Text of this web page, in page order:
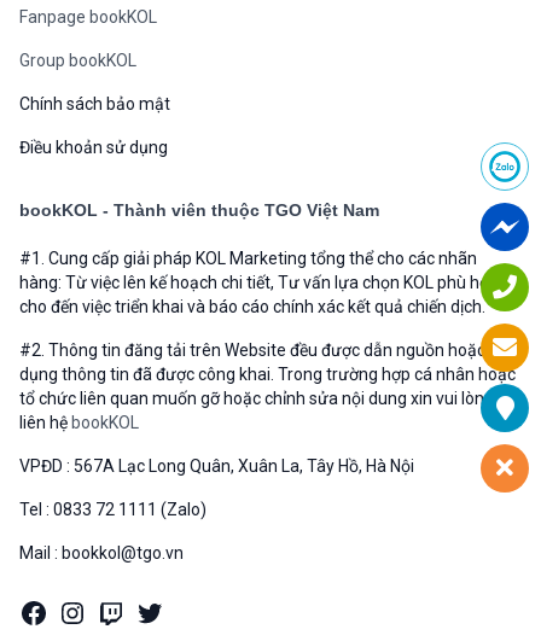
Fanpage bookKOL
Group bookKOL
Chính sách bảo mật
Điều khoản sử dụng
bookKOL - Thành viên thuộc TGO Việt Nam
#1. Cung cấp giải pháp KOL Marketing tổng thể cho các nhãn
hàng: Từ việc lên kế hoạch chi tiết, Tư vấn lựa chọn KOL phù hợp
cho đến việc triển khai và báo cáo chính xác kết quả chiến dịch.
#2. Thông tin đăng tải trên Website đều được dẫn nguồn hoặc sử
dụng thông tin đã được công khai. Trong trường hợp cá nhân hoặc
tổ chức liên quan muốn gỡ hoặc chỉnh sửa nội dung xin vui lòng
liên hệbookKOL
VPĐD : 567A Lạc Long Quân, Xuân La, Tây Hồ, Hà Nội
Tel : 0833 72 1111 (Zalo)
Mail : bookkol@tgo.vn